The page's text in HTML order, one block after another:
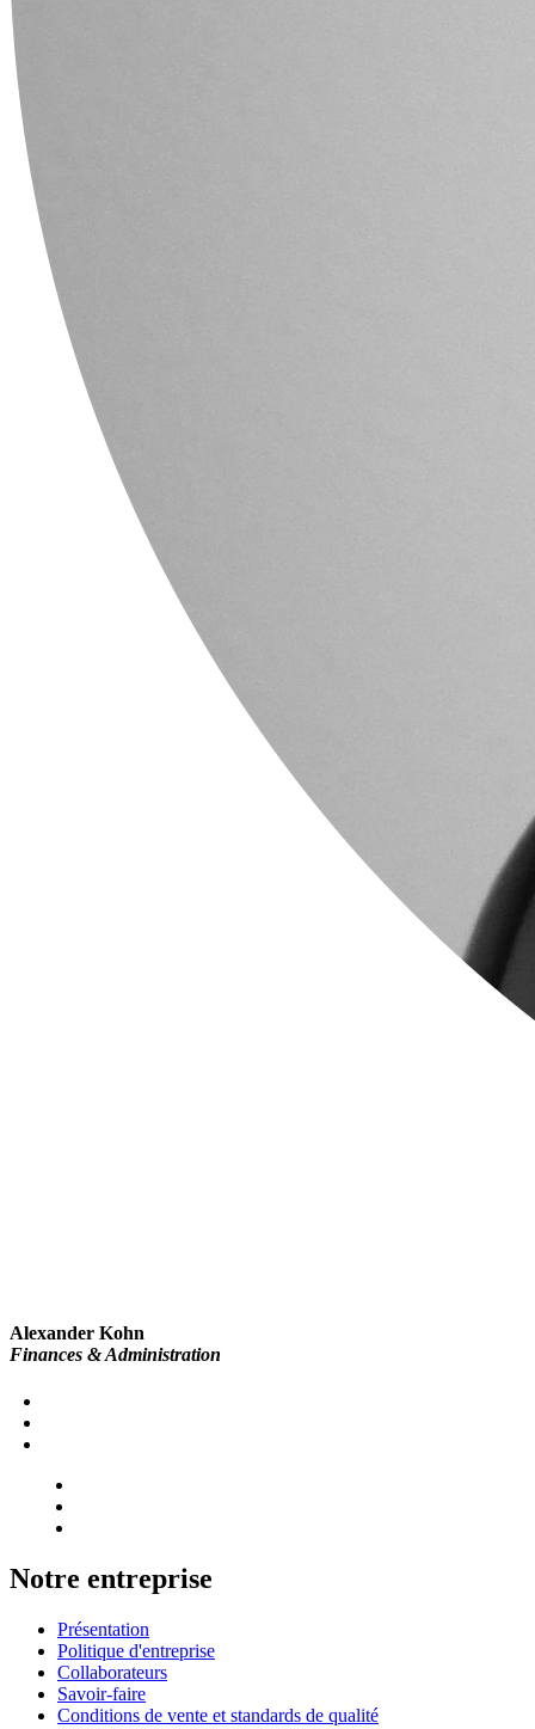
Alexander Kohn
Finances & Administration
Notre entreprise
Présentation
Politique d'entreprise
Collaborateurs
Savoir-faire
Conditions de vente et standards de qualité